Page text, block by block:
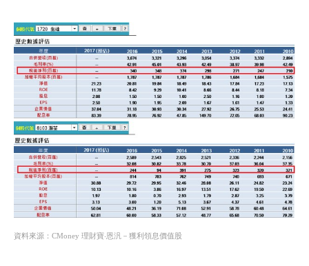
資料來源：CMoney 理財寶‧恩汎－獲利領息價值股